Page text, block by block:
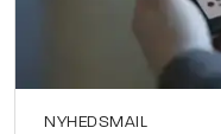
NYHEDSMAIL